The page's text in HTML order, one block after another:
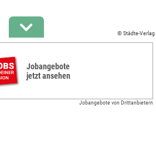
© Städte-Verlag
Jobangebote
jetzt ansehen
Jobangebote von Drittanbietern